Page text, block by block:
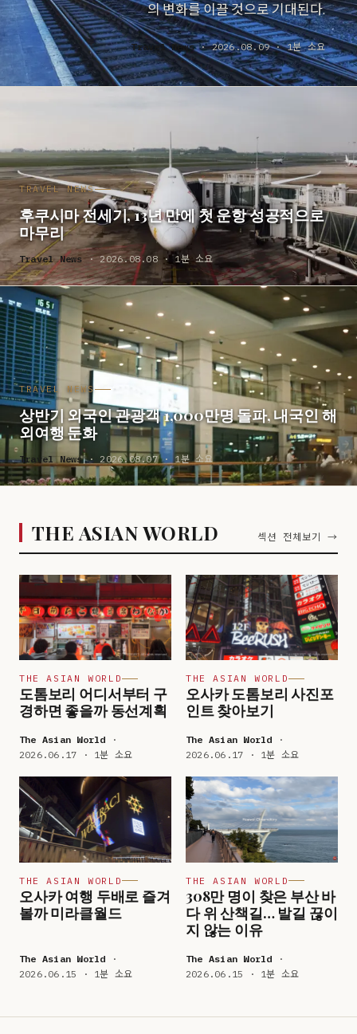
의 변화를 이끌 것으로 기대된다.
Travel News· 2026.08.09 · 1분 소요
TRAVEL NEWS
후쿠시마 전세기, 13년 만에 첫 운항 성공적으로
마무리
Travel News· 2026.08.08 · 1분 소요
TRAVEL NEWS
상반기 외국인 관광객 1,000만명 돌파, 내국인 해
외여행 둔화
Travel News· 2026.08.07 · 1분 소요
THE ASIAN WORLD 섹션 전체보기 →
THE ASIAN WORLD
도톰보리 어디서부터 구
경하면 좋을까 동선계획
The Asian World ·
2026.06.17 · 1분 소요
THE ASIAN WORLD
오사카 도톰보리 사진포
인트 찾아보기
The Asian World ·
2026.06.17 · 1분 소요
THE ASIAN WORLD
오사카 여행 두배로 즐겨
볼까 미라클월드
The Asian World ·
2026.06.15 · 1분 소요
THE ASIAN WORLD
308만 명이 찾은 부산 바
다 위 산책길… 발길 끊이
지 않는 이유
The Asian World ·
2026.06.15 · 1분 소요